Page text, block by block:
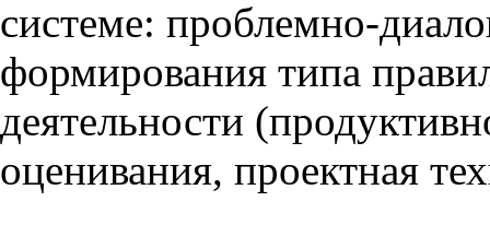
системе: проблемно-
формирования типа
деятельности
оценивания, проектная